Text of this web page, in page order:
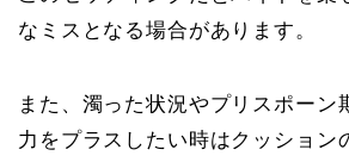
なミスとなる場合があります。
また、濁った状況やプリスポーン
力をプラスしたい時はクッション